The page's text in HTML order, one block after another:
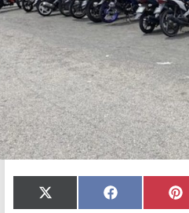
Share
X Share
Facebook